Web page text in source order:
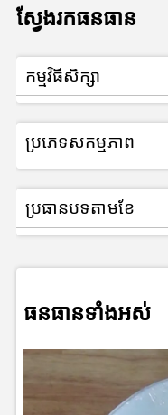
ស្វែងរកធនធាន
កម្មវិធីសិក្សា
ប្រភេទសកម្មភាព
ប្រធានបទតាមខែ
ធនធានទាំងអស់